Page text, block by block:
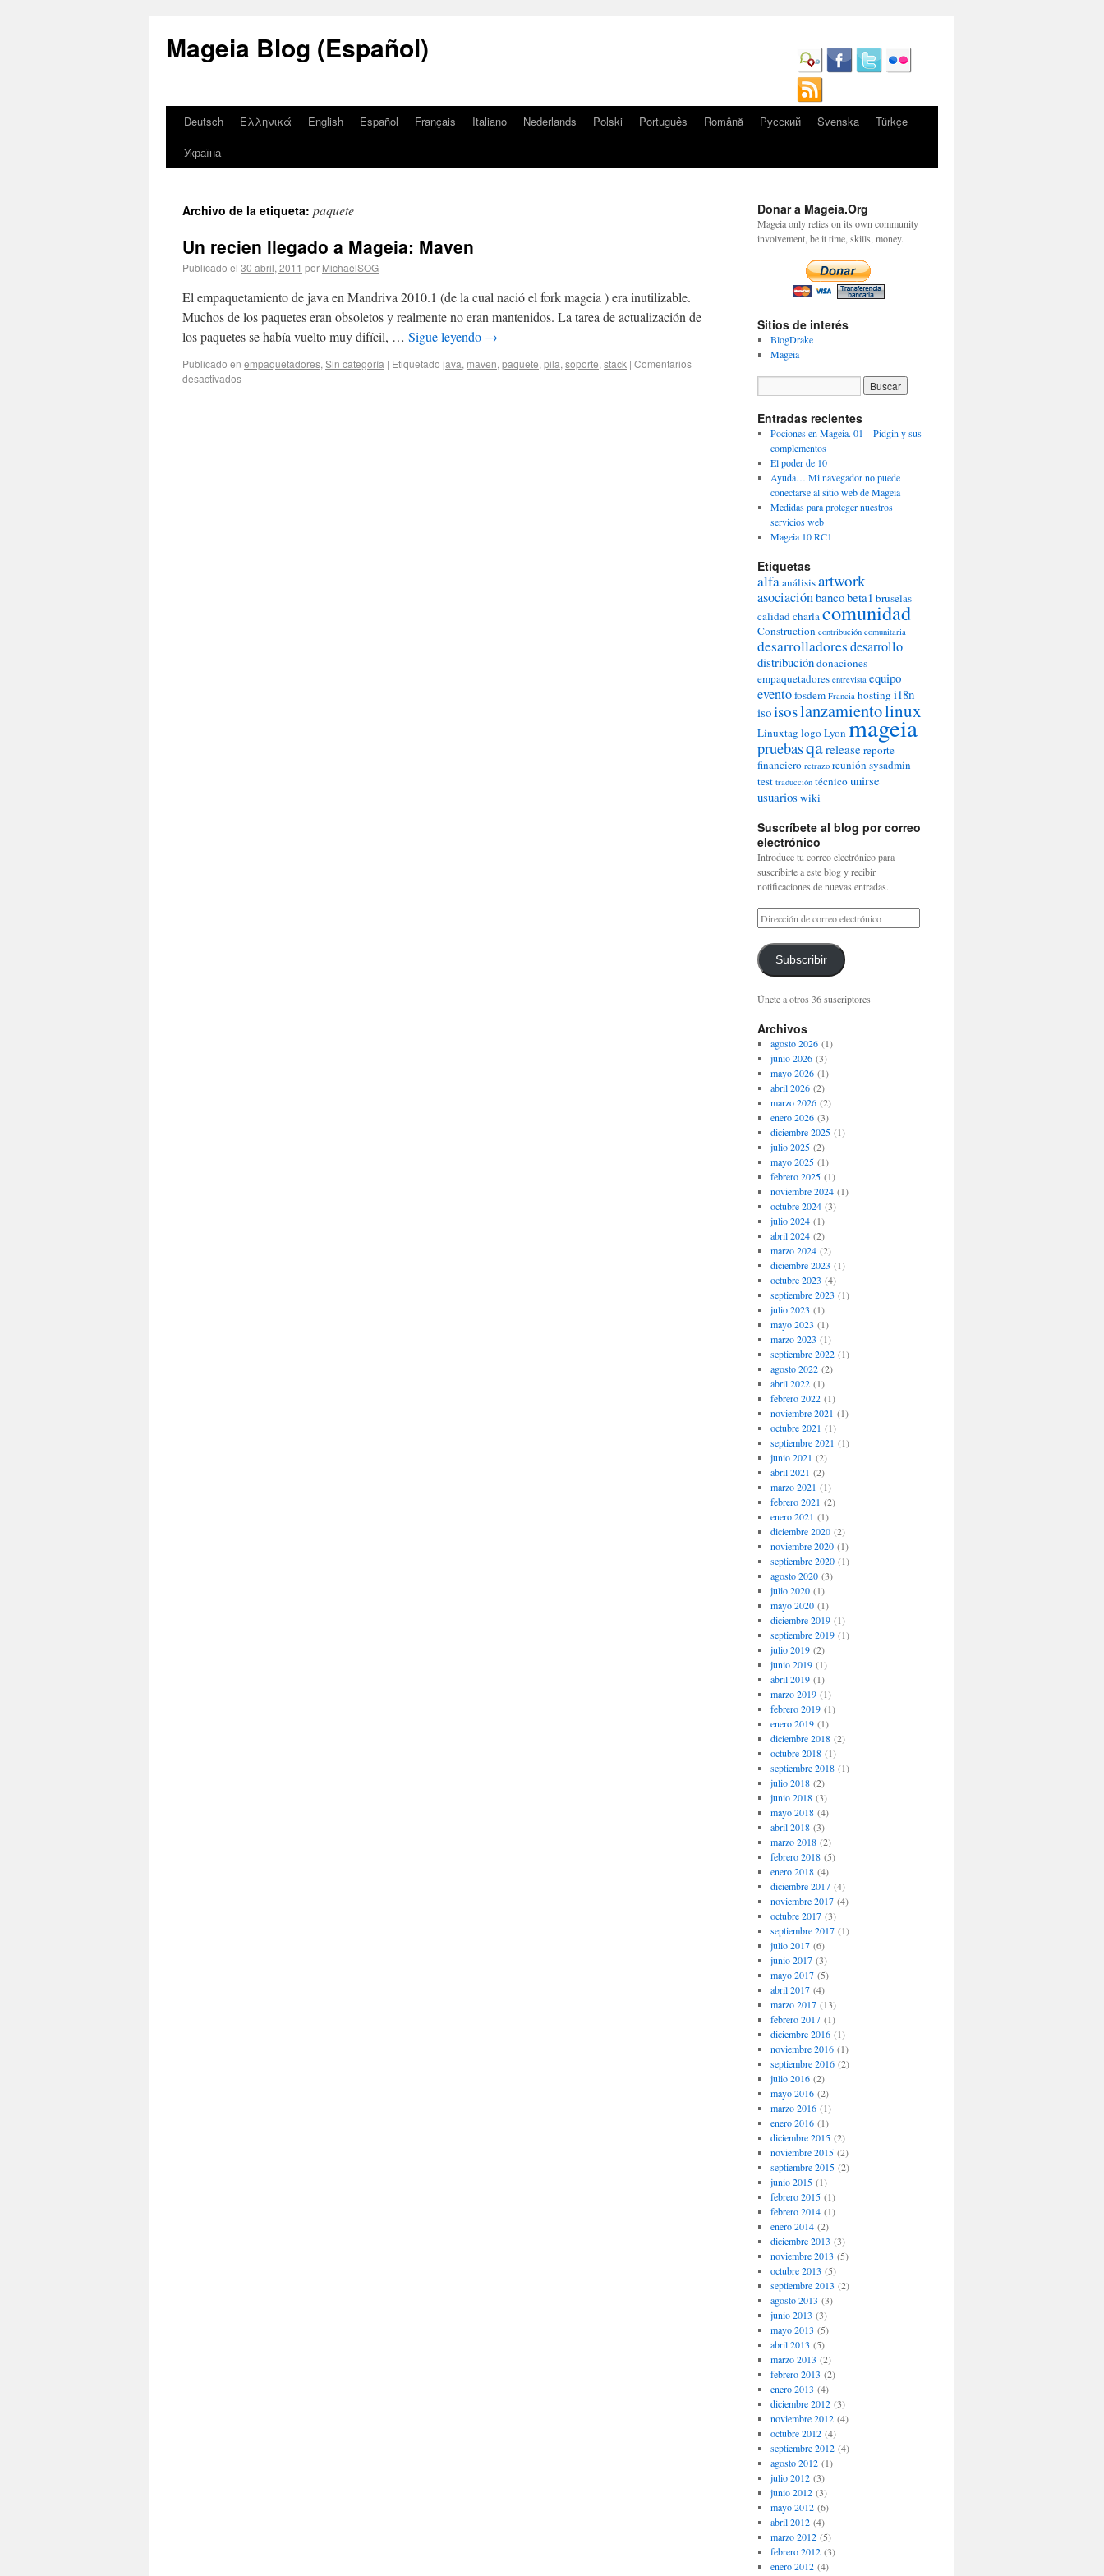
Mageia Blog (Español)
Deutsch Ελληνικά English Español Français Italiano Nederlands Polski Português Română Русский Svenska
Türkçe
Україна
Archivo de la etiqueta: paquete
Un recien llegado a Mageia: Maven
Publicado el 30 abril, 2011 por MichaelSOG
El empaquetamiento de java en Mandriva 2010.1 (de la cual nació el fork mageia ) era inutilizable.
Muchos de los paquetes eran obsoletos y realmente no eran mantenidos. La tarea de actualización de
los paquetes se había vuelto muy difícil, … Sigue leyendo →
Publicado en empaquetadores, Sin categoría | Etiquetado java, maven, paquete, pila, soporte, stack | Comentarios
desactivados
Donar a Mageia.Org
Mageia only relies on its own community
involvement, be it time, skills, money.
Sitios de interés
BlogDrake
Mageia
Entradas recientes
Pociones en Mageia. 01 – Pidgin y sus
complementos
El poder de 10
Ayuda… Mi navegador no puede
conectarse al sitio web de Mageia
Medidas para proteger nuestros
servicios web
Mageia 10 RC1
Etiquetas
alfaanálisisartwork
asociaciónbancobeta1 bruselas
calidadcharlacomunidad
Construction contribución comunitaria
desarrolladoresdesarrollo
distribucióndonaciones
empaquetadores entrevista equipo
eventofosdem Francia hosting i18n
isoisoslanzamientolinux
Linuxtag logoLyonmageia
pruebasqareleasereporte
financiero retrazo reuniónsysadmin
test traducción técnicounirse
usuarios wiki
Suscríbete al blog por correo
electrónico
Introduce tu correo electrónico para
suscribirte a este blog y recibir
notificaciones de nuevas entradas.
Subscribir
Únete a otros 36 suscriptores
Archivos
agosto 2026(1)
junio 2026(3)
mayo 2026(1)
abril 2026(2)
marzo 2026(2)
enero 2026(3)
diciembre 2025(1)
julio 2025(2)
mayo 2025(1)
febrero 2025(1)
noviembre 2024(1)
octubre 2024(3)
julio 2024(1)
abril 2024(2)
marzo 2024(2)
diciembre 2023 (1)
octubre 2023 (4)
septiembre 2023 (1)
julio 2023 (1)
mayo 2023 (1)
marzo 2023 (1)
septiembre 2022(1)
agosto 2022(2)
abril 2022(1)
febrero 2022(1)
noviembre 2021 (1)
octubre 2021 (1)
septiembre 2021 (1)
junio 2021 (2)
abril 2021 (2)
marzo 2021 (1)
febrero 2021 (2)
enero 2021 (1)
diciembre 2020(2)
noviembre 2020(1)
septiembre 2020(1)
agosto 2020(3)
julio 2020(1)
mayo 2020(1)
diciembre 2019(1)
septiembre 2019(1)
julio 2019(2)
junio 2019(1)
abril 2019(1)
marzo 2019(1)
febrero 2019(1)
enero 2019(1)
diciembre 2018(2)
octubre 2018(1)
septiembre 2018(1)
julio 2018(2)
junio 2018(3)
mayo 2018(4)
abril 2018(3)
marzo 2018(2)
febrero 2018(5)
enero 2018(4)
diciembre 2017(4)
noviembre 2017(4)
octubre 2017(3)
septiembre 2017(1)
julio 2017(6)
junio 2017(3)
mayo 2017(5)
abril 2017(4)
marzo 2017(13)
febrero 2017(1)
diciembre 2016(1)
noviembre 2016(1)
septiembre 2016(2)
julio 2016(2)
mayo 2016(2)
marzo 2016(1)
enero 2016(1)
diciembre 2015(2)
noviembre 2015(2)
septiembre 2015(2)
junio 2015(1)
febrero 2015(1)
febrero 2014(1)
enero 2014(2)
diciembre 2013 (3)
noviembre 2013 (5)
octubre 2013 (5)
septiembre 2013 (2)
agosto 2013 (3)
junio 2013 (3)
mayo 2013 (5)
abril 2013 (5)
marzo 2013 (2)
febrero 2013 (2)
enero 2013 (4)
diciembre 2012(3)
noviembre 2012(4)
octubre 2012(4)
septiembre 2012(4)
agosto 2012(1)
julio 2012(3)
junio 2012(3)
mayo 2012(6)
abril 2012(4)
marzo 2012(5)
febrero 2012(3)
enero 2012(4)